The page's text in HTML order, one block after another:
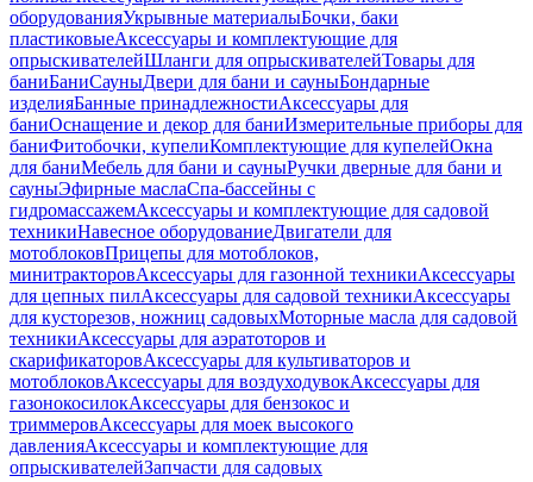
оборудованияУкрывные материалыБочки, баки
пластиковыеАксессуары и комплектующие для
опрыскивателейШланги для опрыскивателейТовары для
баниБаниСауныДвери для бани и сауныБондарные
изделияБанные принадлежностиАксессуары для
баниОснащение и декор для баниИзмерительные приборы для
баниФитобочки, купелиКомплектующие для купелейОкна
для баниМебель для бани и сауныРучки дверные для бани и
сауныЭфирные маслаСпа-бассейны с
гидромассажемАксессуары и комплектующие для садовой
техникиНавесное оборудованиеДвигатели для
мотоблоковПрицепы для мотоблоков,
минитракторовАксессуары для газонной техникиАксессуары
для цепных пилАксессуары для садовой техникиАксессуары
для кусторезов, ножниц садовыхМоторные масла для садовой
техникиАксессуары для аэратоторов и
скарификаторовАксессуары для культиваторов и
мотоблоковАксессуары для воздуходувокАксессуары для
газонокосилокАксессуары для бензокос и
триммеровАксессуары для моек высокого
давленияАксессуары и комплектующие для
опрыскивателейЗапчасти для садовых